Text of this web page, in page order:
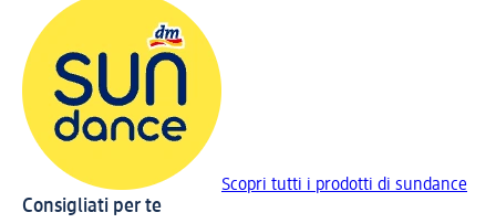
Scopri tutti i prodotti di sundance
Consigliati per te